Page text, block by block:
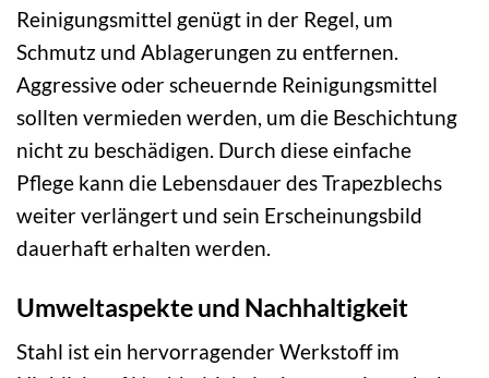
Reinigungsmittel genügt in der Regel, um
Schmutz und Ablagerungen zu entfernen.
Aggressive oder scheuernde Reinigungsmittel
sollten vermieden werden, um die Beschichtung
nicht zu beschädigen. Durch diese einfache
Pflege kann die Lebensdauer des Trapezblechs
weiter verlängert und sein Erscheinungsbild
dauerhaft erhalten werden.
Umweltaspekte und Nachhaltigkeit
Stahl ist ein hervorragender Werkstoff im